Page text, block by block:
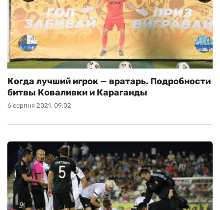
6 серпня 2021, 09:02
Когда лучший игрок — вратарь. Подробности
битвы Коваливки и Караганды